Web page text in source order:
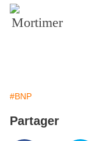
Mortimer
#BNP
Partager